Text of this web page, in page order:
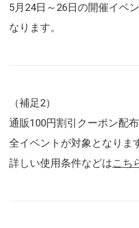
5月24日～26日の開催イベ
なります。
（補足2）
通販100円割引クーポン配
全イベントが対象となりま
詳しい使用条件などはこち